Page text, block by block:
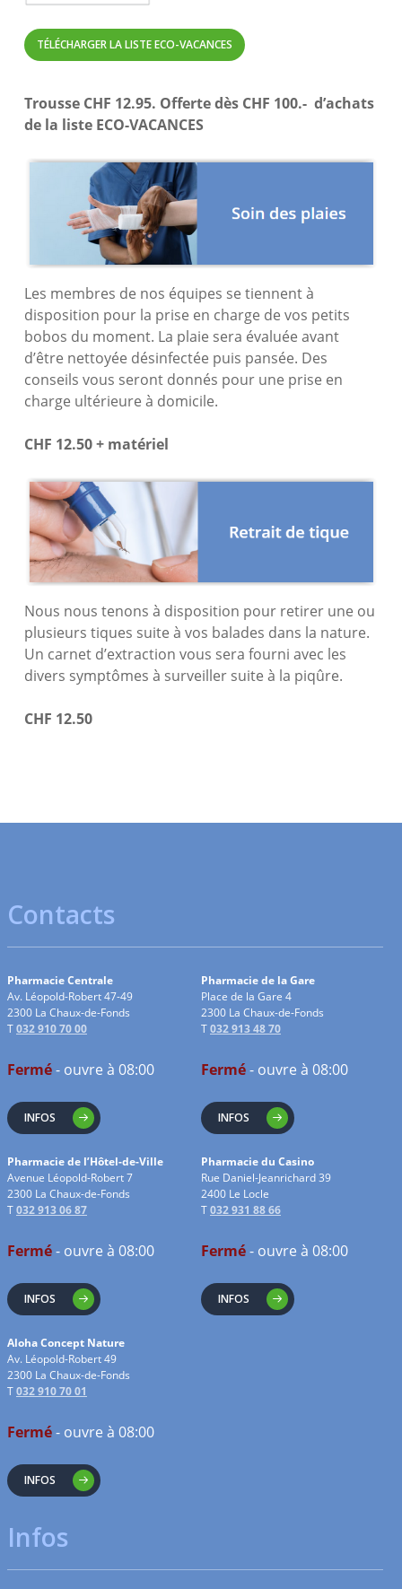
TÉLÉCHARGER LA LISTE ECO-VACANCES
Trousse CHF 12.95. Offerte dès CHF 100.- d’achats
de la liste ECO-VACANCES
Les membres de nos équipes se tiennent à
disposition pour la prise en charge de vos petits
bobos du moment. La plaie sera évaluée avant
d’être nettoyée désinfectée puis pansée. Des
conseils vous seront donnés pour une prise en
charge ultérieure à domicile.
CHF 12.50 + matériel
Nous nous tenons à disposition pour retirer une ou
plusieurs tiques suite à vos balades dans la nature.
Un carnet d’extraction vous sera fourni avec les
divers symptômes à surveiller suite à la piqûre.
CHF 12.50
Contacts
Pharmacie Centrale
Av. Léopold-Robert 47-49
2300 La Chaux-de-Fonds
T032 910 70 00
Fermé- ouvre à 08:00
INFOS
Pharmacie de la Gare
Place de la Gare 4
2300 La Chaux-de-Fonds
T032 913 48 70
Fermé- ouvre à 08:00
INFOS
Pharmacie de l’Hôtel-de-Ville
Avenue Léopold-Robert 7
2300 La Chaux-de-Fonds
T032 913 06 87
Fermé- ouvre à 08:00
INFOS
Pharmacie du Casino
Rue Daniel-Jeanrichard 39
2400 Le Locle
T032 931 88 66
Fermé- ouvre à 08:00
INFOS
Aloha Concept Nature
Av. Léopold-Robert 49
2300 La Chaux-de-Fonds
T032 910 70 01
Fermé- ouvre à 08:00
INFOS
Infos